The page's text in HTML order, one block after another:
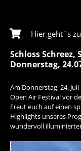
Hier geht´s
Schloss Schreez,
Donnerstag,
Am Donnerstag, 24.
Open Air Festival vor
Freut euch auf einen
Highlights unseres
wundervoll